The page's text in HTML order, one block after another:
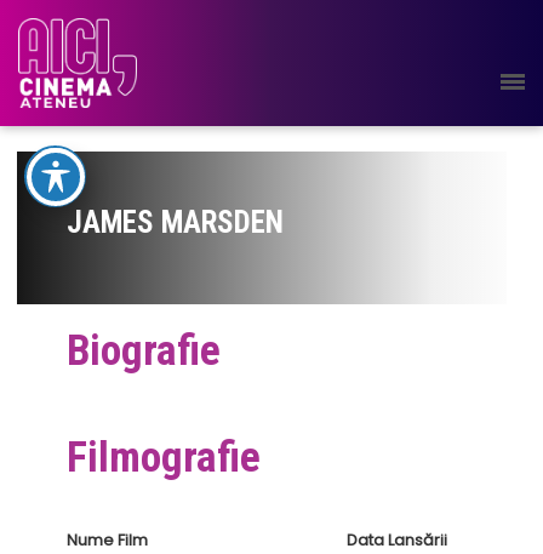
JAMES MARSDEN
Biografie
Filmografie
Nume Film Data Lansării